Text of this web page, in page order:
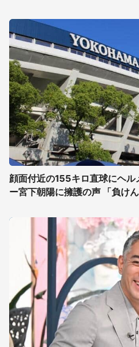
顔面付近の155キロ直球にヘ
ー宮下朝陽に擁護の声 「負け